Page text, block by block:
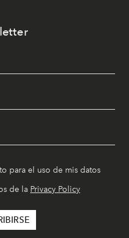
para el uso de mis datos
de la Privacy Policy